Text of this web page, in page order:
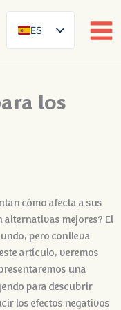
ES
DE
AR
ZH
los
cómo afecta a sus
alternativas mejores? El
pero conlleva
artículo, veremos
una
para descubrir
los efectos negativos